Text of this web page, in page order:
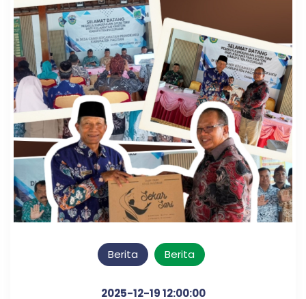
Berita Berita
2025-12-19 12:00:00